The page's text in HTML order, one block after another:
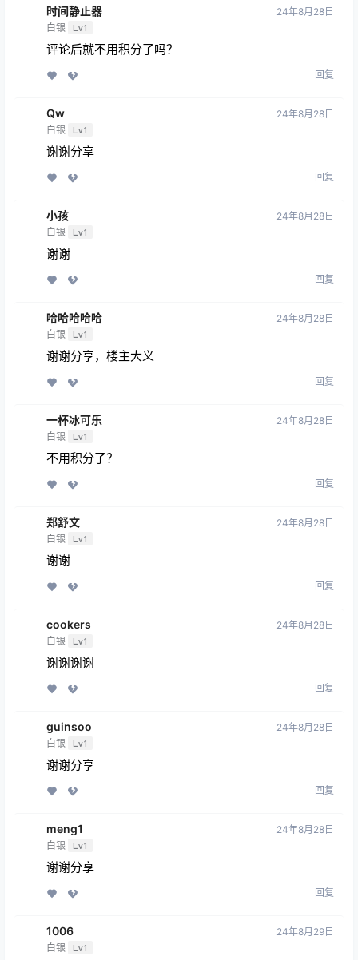
时间静止器
白银 Lv1
24年8月28日
评论后就不用积分了吗？
回复
Qw
白银 Lv1
24年8月28日
谢谢分享
回复
小孩
白银 Lv1
24年8月28日
谢谢
回复
哈哈哈哈哈
白银 Lv1
24年8月28日
谢谢分享，楼主大义
回复
一杯冰可乐
白银 Lv1
24年8月28日
不用积分了？
回复
郑舒文
白银 Lv1
24年8月28日
谢谢
回复
cookers
白银 Lv1
24年8月28日
谢谢谢谢
回复
guinsoo
白银 Lv1
24年8月28日
谢谢分享
回复
meng1
白银 Lv1
24年8月28日
谢谢分享
回复
1006
白银 Lv1
24年8月29日